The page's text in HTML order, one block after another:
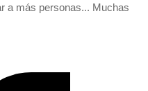
a más personas... Muchas